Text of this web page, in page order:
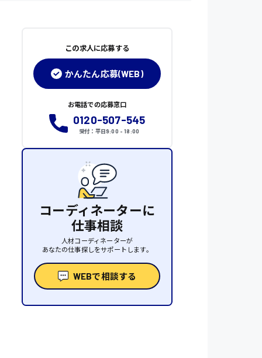
この求人に応募する
かんたん応募(WEB)
お電話での応募窓口
0120-507-545
受付：平日9:00 - 18:00
コーディネーターに
仕事相談
人材コーディネーターが
あなたの仕事探しをサポートします。
WEBで相談する